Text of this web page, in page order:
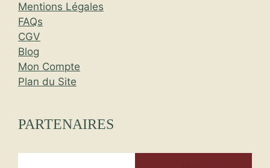
Mentions Légales
FAQs
CGV
Blog
Mon Compte
Plan du Site
PARTENAIRES